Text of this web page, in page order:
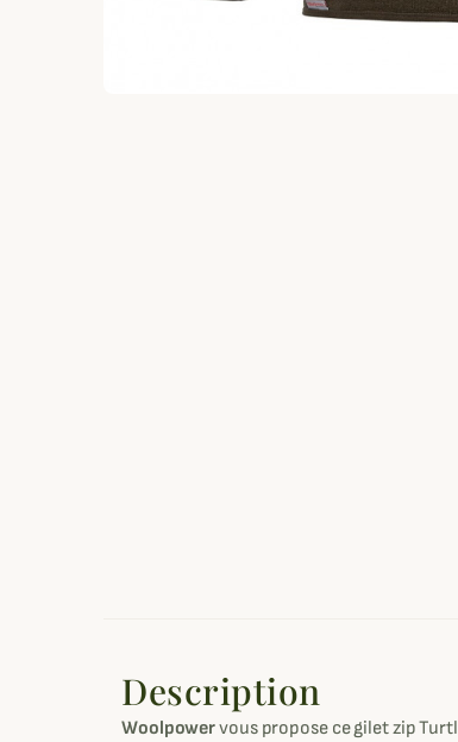
Description
Woolpowervous propose ce gilet zip